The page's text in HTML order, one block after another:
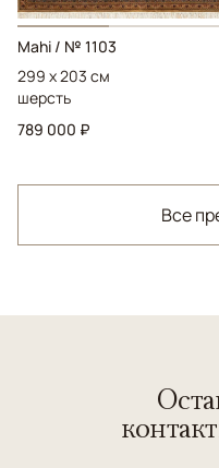
Mahi / № 1103
299 x 203 см
шерсть
789 000 ₽
Все